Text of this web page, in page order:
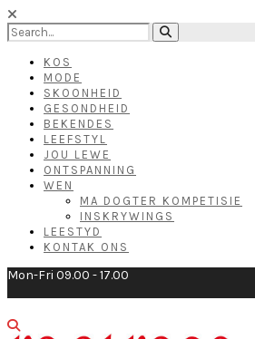
KOS
MODE
SKOONHEID
GESONDHEID
BEKENDES
LEEFSTYL
JOU LEWE
ONTSPANNING
WEN
MA DOGTER KOMPETISIE
INSKRYWINGS
LEESTYD
KONTAK ONS
Mon-Fri 09.00 - 17.00